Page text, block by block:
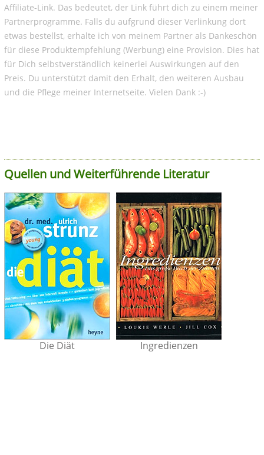
Affiliate-Link. Das bedeutet, der Link führt dich zu einem meiner
Partnerprogramme. Falls du aufgrund dieser Verlinkung dort
etwas bestellst, erhalte ich von meinem Partner als Dankeschön
für diese Produktempfehlung (Werbung) eine Provision. Dies hat
für Dich selbstverständlich keinerlei Auswirkungen auf den
Preis. Du unterstützt damit den Erhalt, den weiteren Ausbau
und die Pflege meiner Internetseite. Vielen Dank :-)
Quellen und Weiterführende Literatur
Die Diät Ingredienzen